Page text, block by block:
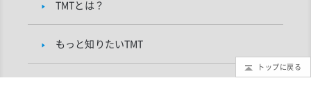
TMTとは？
もっと知りたいTMT
トップに戻る